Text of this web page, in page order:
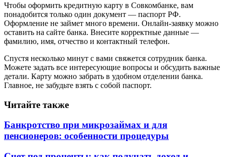
Чтобы оформить кредитную карту в Совкомбанке, вам
понадобится только один документ — паспорт РФ.
Оформление не займет много времени. Онлайн-заявку можно
оставить на сайте банка. Внесите корректные данные —
фамилию, имя, отчество и контактный телефон.
Спустя несколько минут с вами свяжется сотрудник банка.
Можете задать все интересующие вопросы и обсудить важные
детали. Карту можно забрать в удобном отделении банка.
Главное, не забудьте взять с собой паспорт.
Читайте также
Банкротство при микрозаймах и для
пенсионеров: особенности процедуры